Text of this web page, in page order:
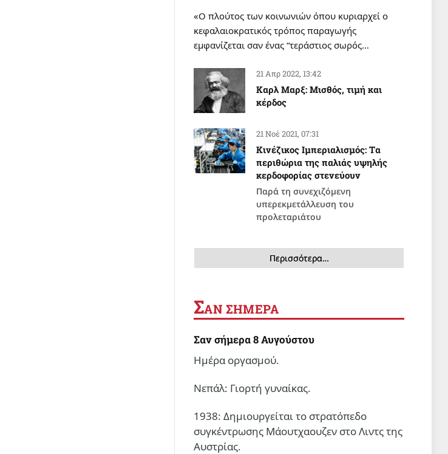
«Ο πλούτος των κοινωνιών όπου κυριαρχεί ο
κεφαλαιοκρατικός τρόπος παραγωγής
εμφανίζεται σαν ένας “τεράστιος σωρός…
21 Απρ 2022, 13:42
Καρλ Μαρξ: Μισθός, τιμή και
κέρδος
21 Νοέ 2021, 07:31
Κινέζικος Ιμπεριαλισμός: Tα
περιθώρια της παλιάς υψηλής
κερδοφορίας στενεύουν
Παρά τη συνεχιζόμενη
υπερεκμετάλλευση του
προλεταριάτου
Περισσότερα…
ΣΑΝ ΣΗΜΕΡΑ
Σαν σήμερα 8 Αυγούστου
Ημέρα οργασμού.
Νεπάλ: Γιορτή γυναίκας.
1938: Δημιουργείται το στρατόπεδο
συγκέντρωσης Μάουτχαουζεν στο Λιντς της
Αυστρίας.